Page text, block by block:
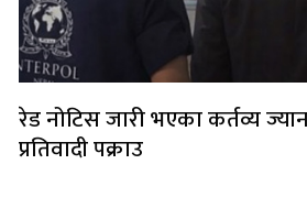
रेड नोटिस जारी भएका कर्तव्य
प्रतिवादी पक्राउ